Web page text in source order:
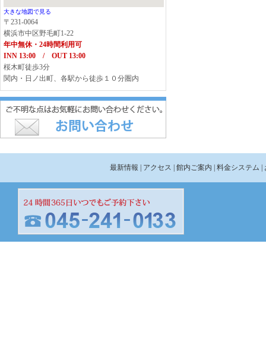
大きな地図で見る
〒231-0064
横浜市中区野毛町1-22
年中無休・24時間利用可
INN 13:00 / OUT 13:00
桜木町徒歩3分
関内・日ノ出町、各駅から徒歩１０分圏内
最新情報 | アクセス | 館内ご案内 | 料金システム